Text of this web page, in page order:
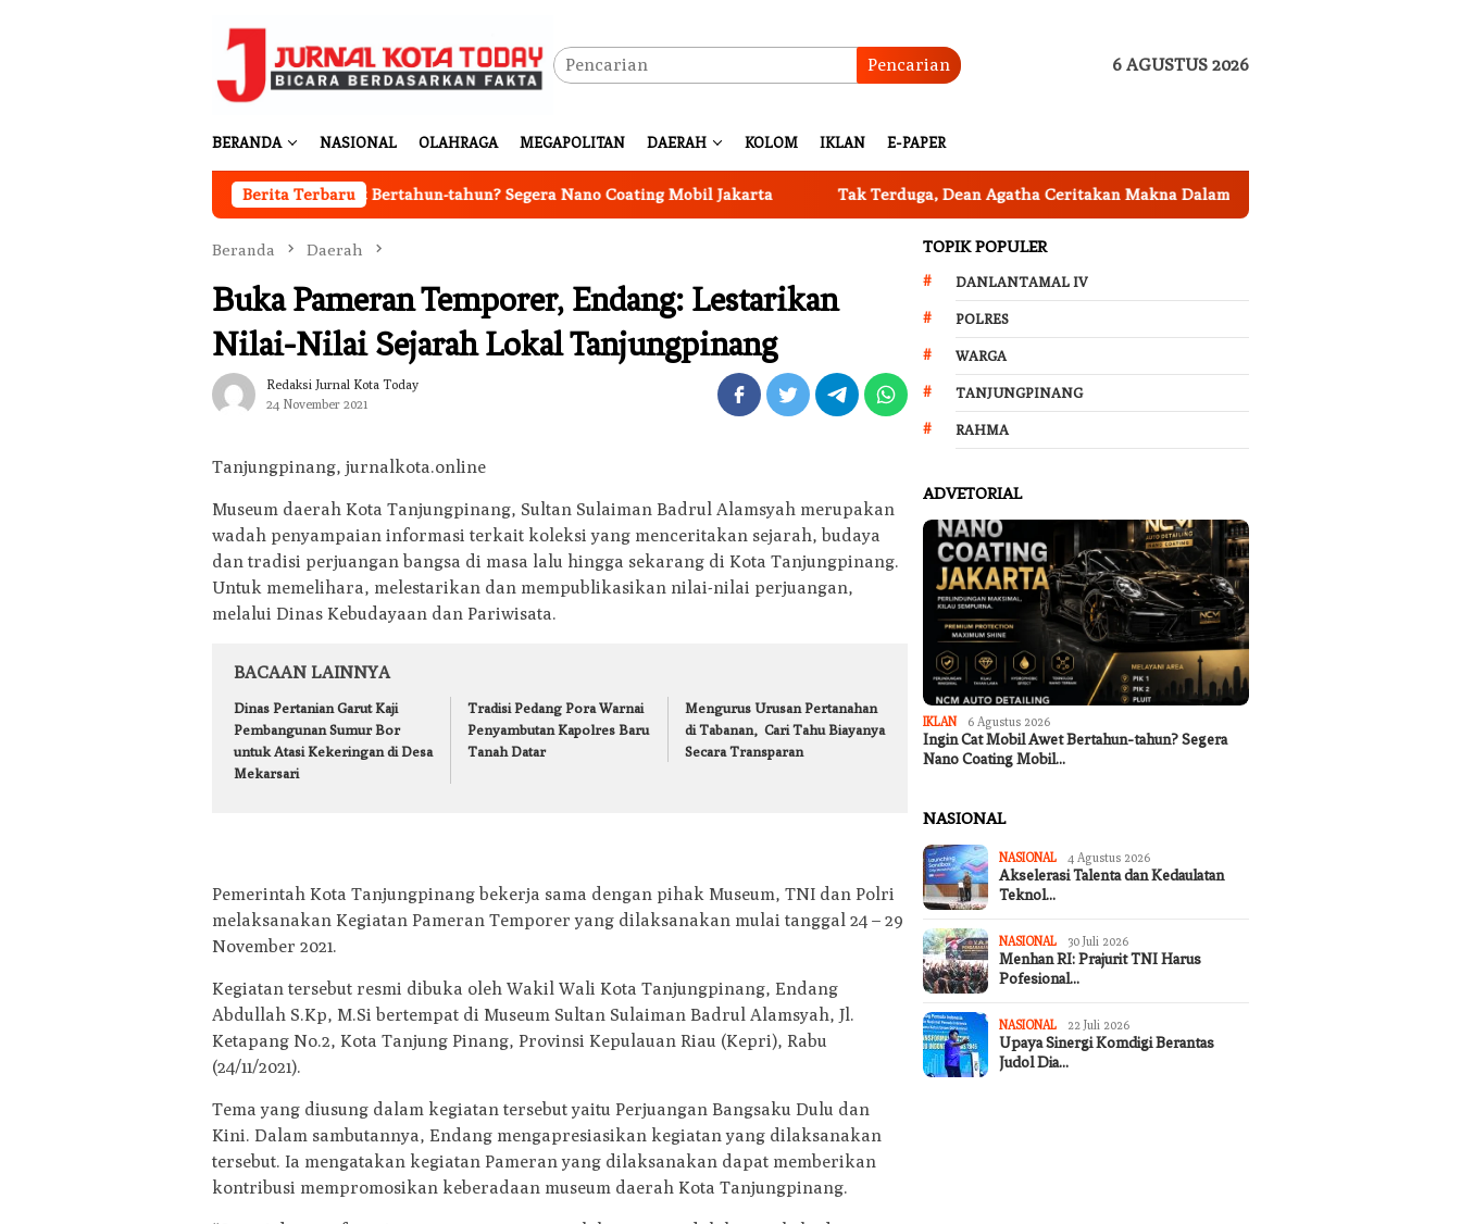
Pencarian 6 AGUSTUS 2026
BERANDA NASIONAL OLAHRAGA MEGAPOLITAN DAERAH KOLOM IKLAN E-PAPER
Berita Terbaru
Ingin Cat Mobil Awet Bertahun-tahun? Segera Nano Coating Mobil Jakarta Tak Terduga, Dean Agatha Ceritakan Makna Dalam di Balik Lagu ‘Membatu’, Bikin Netizen
Beranda Daerah
Buka Pameran Temporer, Endang: Lestarikan
Nilai-Nilai Sejarah Lokal Tanjungpinang
Redaksi Jurnal Kota Today
24 November 2021
Tanjungpinang, jurnalkota.online
Museum daerah Kota Tanjungpinang, Sultan Sulaiman Badrul Alamsyah merupakan
wadah penyampaian informasi terkait koleksi yang menceritakan sejarah, budaya
dan tradisi perjuangan bangsa di masa lalu hingga sekarang di Kota Tanjungpinang.
Untuk memelihara, melestarikan dan mempublikasikan nilai-nilai perjuangan,
melalui Dinas Kebudayaan dan Pariwisata.
BACAAN LAINNYA
Dinas Pertanian Garut Kaji
Pembangunan Sumur Bor
untuk Atasi Kekeringan di Desa
Mekarsari
Tradisi Pedang Pora Warnai
Penyambutan Kapolres Baru
Tanah Datar
Mengurus Urusan Pertanahan
di Tabanan, Cari Tahu Biayanya
Secara Transparan
Pemerintah Kota Tanjungpinang bekerja sama dengan pihak Museum, TNI dan Polri
melaksanakan Kegiatan Pameran Temporer yang dilaksanakan mulai tanggal 24 – 29
November 2021.
Kegiatan tersebut resmi dibuka oleh Wakil Wali Kota Tanjungpinang, Endang
Abdullah S.Kp, M.Si bertempat di Museum Sultan Sulaiman Badrul Alamsyah, Jl.
Ketapang No.2, Kota Tanjung Pinang, Provinsi Kepulauan Riau (Kepri), Rabu
(24/11/2021).
Tema yang diusung dalam kegiatan tersebut yaitu Perjuangan Bangsaku Dulu dan
Kini. Dalam sambutannya, Endang mengapresiasikan kegiatan yang dilaksanakan
tersebut. Ia mengatakan kegiatan Pameran yang dilaksanakan dapat memberikan
kontribusi mempromosikan keberadaan museum daerah Kota Tanjungpinang.
TOPIK POPULER
DANLANTAMAL IV
POLRES
WARGA
TANJUNGPINANG
RAHMA
ADVETORIAL
IKLAN 6 Agustus 2026
Ingin Cat Mobil Awet Bertahun-tahun? Segera
Nano Coating Mobil…
NASIONAL
NASIONAL 4 Agustus 2026
Akselerasi Talenta dan Kedaulatan
Teknol…
NASIONAL 30 Juli 2026
Menhan RI: Prajurit TNI Harus
Pofesional…
NASIONAL 22 Juli 2026
Upaya Sinergi Komdigi Berantas
Judol Dia…